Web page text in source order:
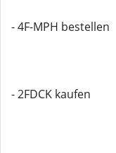
- 4F-MPH bestellen
- 2FDCK kaufen